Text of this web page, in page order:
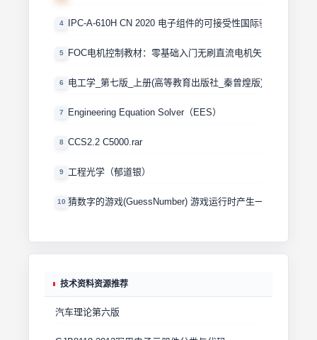
4 IPC-A-610H CN 2020 电子组件的可接受性国际验收标准
5 FOC电机控制教材：零基础入门无刷直流电机矢量控制技术
6 电工学_第七版_上册(高等教育出版社_秦曾煌版)
7 Engineering Equation Solver（EES）
8 CCS2.2 C5000.rar
9 工程光学（郁道银）
10 猜数字的游戏(GuessNumber) 游戏运行时产生一个0－1000
技术资料资源推荐
汽车理论第六版